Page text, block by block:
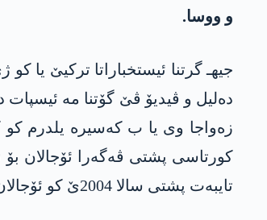
و ووسا.
جیهـ گرتنا ئیستخباراتا تركیێ
زه‌واجا وی یا ب كه‌سیره‌ یلدرم كو
تایبه‌ت پشتی سالا 2004ێ كو ئۆجالان ب فه‌رمی بوو هێزەک ژ بۆ جێبەجێکرنا پۆلەتیکایا دەولەتا ترک، مخابن ئه‌ڤ یێك هه‌یا رۆژا مه‌ یا ئیرۆ ووسا مایه‌.